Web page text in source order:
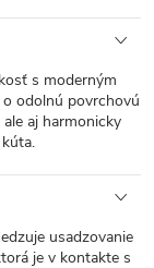
s moderným
odolnú povrchovú
aj harmonicky
usadzovanie
je v kontakte s